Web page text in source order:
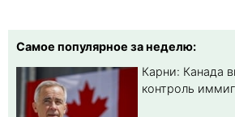
Самое популярное за неделю:
Карни: Канада
контроль